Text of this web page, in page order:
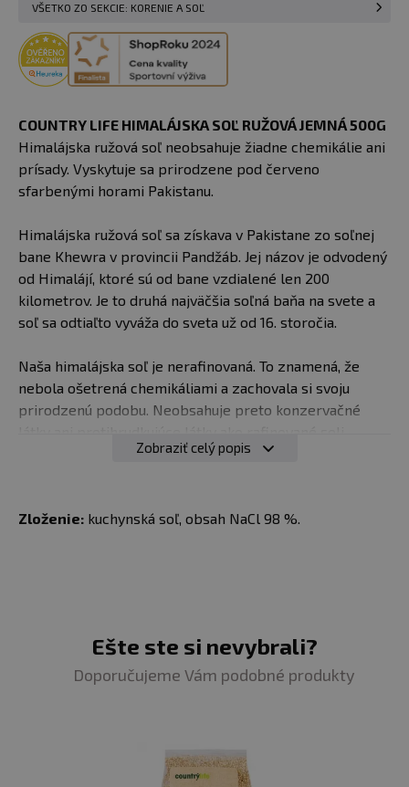
VŠETKO ZO SEKCIE: KORENIE A SOĽ
COUNTRY LIFE HIMALÁJSKA SOĽ RUŽOVÁ JEMNÁ 500G
Himalájska ružová soľ neobsahuje žiadne chemikálie ani
prísady. Vyskytuje sa prirodzene pod červeno
sfarbenými horami Pakistanu.
Himalájska ružová soľ sa získava v Pakistane zo soľnej
bane Khewra v provincii Pandžáb. Jej názov je odvodený
od Himalájí, ktoré sú od bane vzdialené len 200
kilometrov. Je to druhá najväčšia soľná baňa na svete a
soľ sa odtiaľto vyváža do sveta už od 16. storočia.
Naša himalájska soľ je nerafinovaná. To znamená, že
nebola ošetrená chemikáliami a zachovala si svoju
prirodzenú podobu. Neobsahuje preto konzervačné
výrobku vyznačenétučným písmom.
Zobraziť celý popis
Zloženie: kuchynská soľ, obsah NaCl 98 %.
Ešte ste si nevybrali?
Doporučujeme Vám podobné produkty